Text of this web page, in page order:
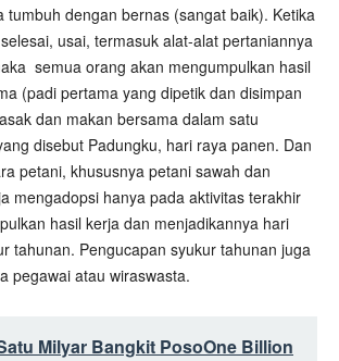
tumbuh dengan bernas (sangat baik). Ketika
usai, termasuk alat-alat pertaniannya
semua orang akan mengumpulkan hasil
(padi pertama yang dipetik dan disimpan
dan makan bersama dalam satu
disebut Padungku, hari raya panen. Dan
petani, khususnya petani sawah dan
mengadopsi hanya pada aktivitas terakhir
hasil kerja dan menjadikannya hari
tahunan. Pengucapan syukur tahunan juga
pegawai atau wiraswasta.
Milyar Bangkit PosoOne Billion